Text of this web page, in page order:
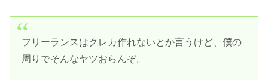
フリーランスはクレカ作れないとか言うけど、僕の
周りでそんなヤツおらんぞ。